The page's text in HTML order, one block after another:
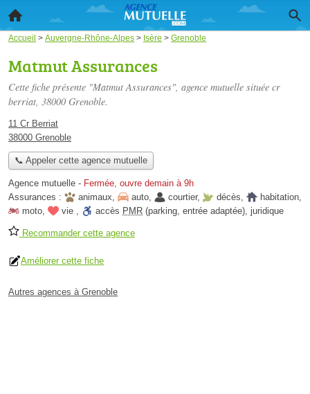
Accueil > Auvergne-Rhône-Alpes > Isère > Grenoble
Matmut Assurances
Cette fiche présente "Matmut Assurances", agence mutuelle située cr
berriat, 38000 Grenoble.
11 Cr Berriat
38000 Grenoble
📞 Appeler cette agence mutuelle
Agence mutuelle - Fermée, ouvre demain à 9h
Assurances :
animaux, auto, courtier, décès, habitation,
moto, vie , accès PMR (parking, entrée adaptée), juridique
Recommander cette agence
Améliorer cette fiche
Autres agences à Grenoble